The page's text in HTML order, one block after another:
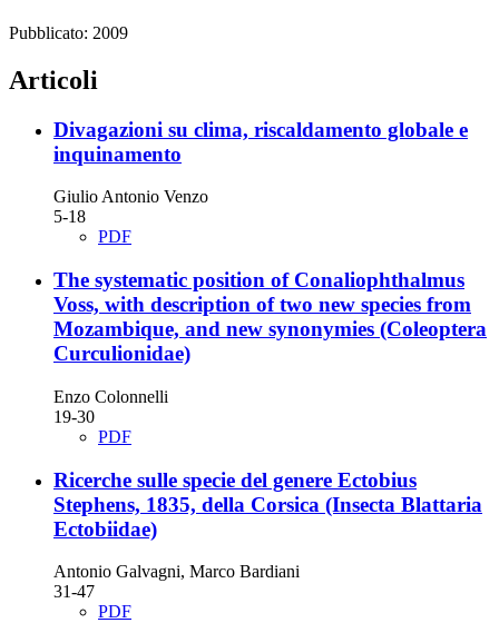
Pubblicato: 2009
Articoli
Divagazioni su clima, riscaldamento globale e
inquinamento
Giulio Antonio Venzo
5-18
PDF
The systematic position of Conaliophthalmus
Voss, with description of two new species from
Mozambique, and new synonymies (Coleoptera
Curculionidae)
Enzo Colonnelli
19-30
PDF
Ricerche sulle specie del genere Ectobius
Stephens, 1835, della Corsica (Insecta Blattaria
Ectobiidae)
Antonio Galvagni, Marco Bardiani
31-47
PDF